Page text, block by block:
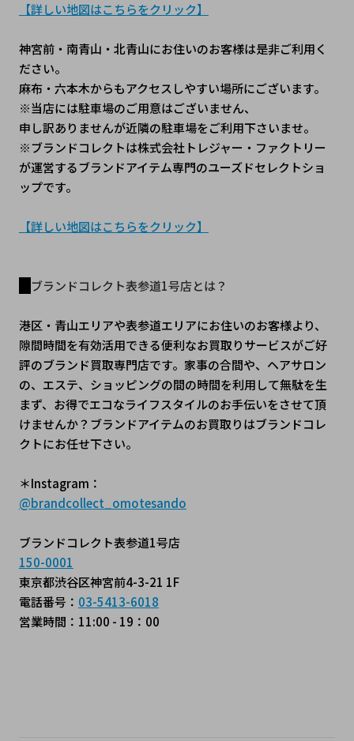
【詳しい地図はこちらをクリック】
神宮前・南青山・北青山にお住いのお客様は是非ご利用く
ださい。
麻布・六本木からもアクセスしやすい場所にございます。
※当店には駐車場のご用意はございません、
申し訳ありませんが近隣の駐車場をご利用下さいませ。
※ブランドコレクトは株式会社トレジャー・ファクトリー
が運営するブランドアイテム専門のユーズドセレクトショ
ップです。
【詳しい地図はこちらをクリック】
ブランドコレクト表参道1号店とは？
港区・青山エリアや表参道エリアにお住いのお客様より、
隙間時間を有効活用できる便利なお買取りサービスがご好
評のブランド買取専門店です。家事の合間や、ヘアサロン
の、エステ、ショッピングの間の時間を利用して無駄を生
まず、お得でエコなライフスタイルのお手伝いをさせて頂
けませんか？ブランドアイテムのお買取りはブランドコレ
クトにお任せ下さい。
＊Instagram：
@brandcollect_omotesando
ブランドコレクト表参道1号店
150-0001
東京都渋谷区神宮前4-3-21 1F
電話番号： 03-5413-6018
営業時間：11:00 - 19：00